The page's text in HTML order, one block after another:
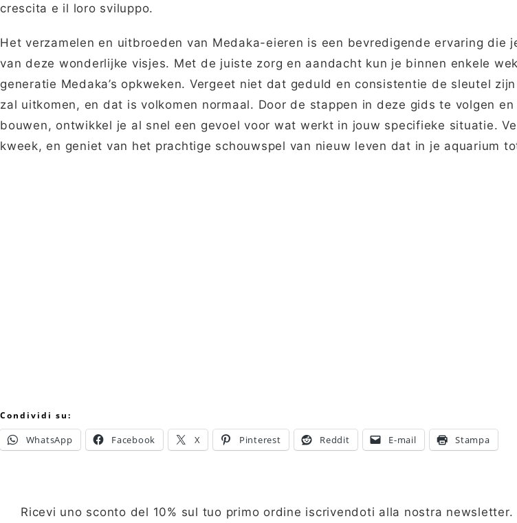
crescita e il loro sviluppo.
Het verzamelen en uitbroeden van Medaka-eieren is een bevredigende ervaring die
van deze wonderlijke visjes. Met de juiste zorg en aandacht kun je binnen enkele
generatie Medaka’s opkweken. Vergeet niet dat geduld en consistentie de sleutel
zal uitkomen, en dat is volkomen normaal. Door de stappen in deze gids te volgen
bouwen, ontwikkel je al snel een gevoel voor wat werkt in jouw specifieke situatie.
kweek, en geniet van het prachtige schouwspel van nieuw leven dat in je aquarium
Condividi su:
WhatsApp Facebook X Pinterest Reddit E-mail Stampa
Ricevi uno sconto del 10% sul tuo primo ordine iscrivendoti alla nostra newsletter.